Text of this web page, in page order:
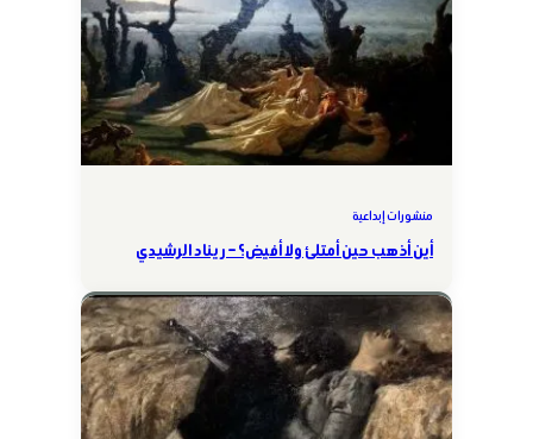
منشورات إبداعية
أين أذهب حين أمتلئ ولا أفيض؟ – ريناد الرشيدي